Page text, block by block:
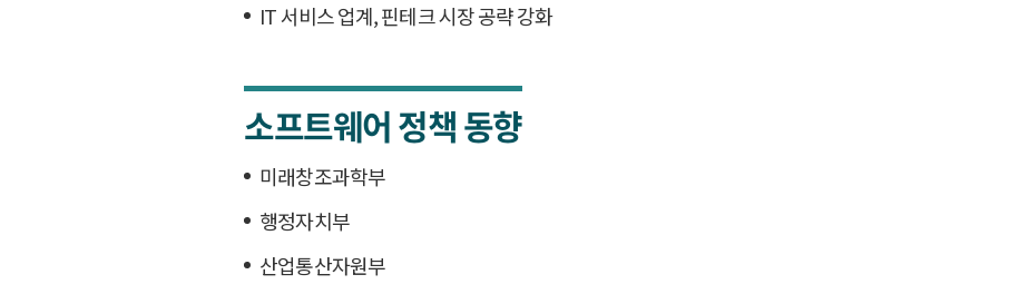
IT 서비스 업계, 핀테크 시장 공략 강화
소프트웨어 정책 동향
미래창조과학부
행정자치부
산업통산자원부